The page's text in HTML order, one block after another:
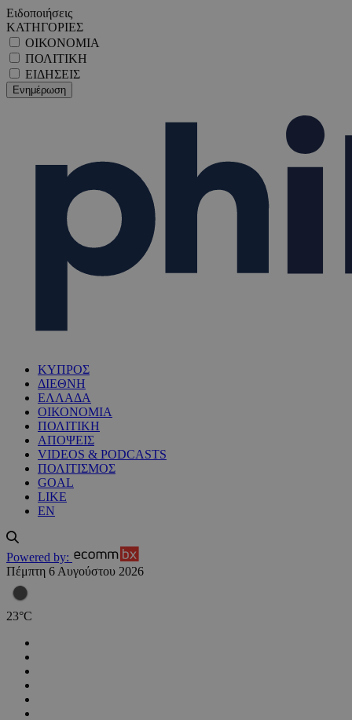
Ειδοποιήσεις
ΚΑΤΗΓΟΡΙΕΣ
ΟΙΚΟΝΟΜΙΑ
ΠΟΛΙΤΙΚΗ
ΕΙΔΗΣΕΙΣ
ΚΥΠΡΟΣ
ΔΙΕΘΝΗ
ΕΛΛΑΔΑ
ΟΙΚΟΝΟΜΙΑ
ΠΟΛΙΤΙΚΗ
ΑΠΟΨΕΙΣ
VIDEOS & PODCASTS
ΠΟΛΙΤΙΣΜΟΣ
GOAL
LIKE
EN
Powered by:
Πέμπτη 6 Αυγούστου 2026
23°C